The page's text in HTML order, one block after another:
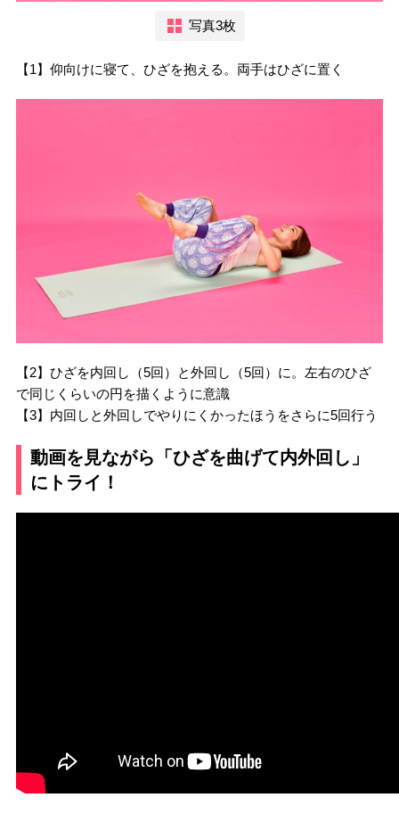
写真3枚
【1】仰向けに寝て、ひざを抱える。両手はひざに置く
【2】ひざを内回し（5回）と外回し（5回）に。左右のひざ
で同じくらいの円を描くように意識
【3】内回しと外回しでやりにくかったほうをさらに5回行う
動画を見ながら「ひざを曲げて内外回し」
にトライ！